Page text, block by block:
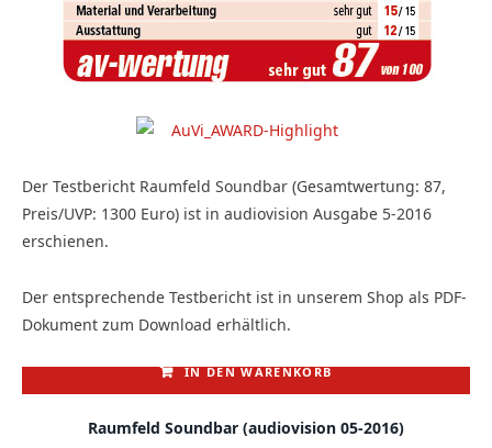
Der Testbericht Raumfeld Soundbar (Gesamtwertung: 87,
Preis/UVP: 1300 Euro) ist in audiovision Ausgabe 5-2016
erschienen.
Der entsprechende Testbericht ist in unserem Shop als PDF-
Dokument zum Download erhältlich.
IN DEN WARENKORB
Raumfeld Soundbar (audiovision 05-2016)